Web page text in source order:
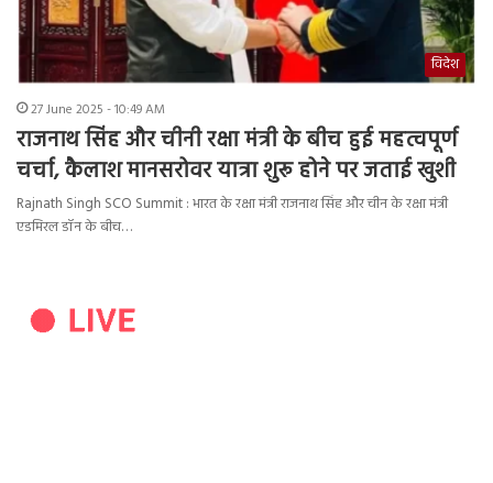
विदेश
27 June 2025 - 10:49 AM
राजनाथ सिंह और चीनी रक्षा मंत्री के बीच हुई महत्वपूर्ण
चर्चा, कैलाश मानसरोवर यात्रा शुरू होने पर जताई खुशी
Rajnath Singh SCO Summit : भारत के रक्षा मंत्री राजनाथ सिंह और चीन के रक्षा मंत्री
एडमिरल डॉन के बीच…